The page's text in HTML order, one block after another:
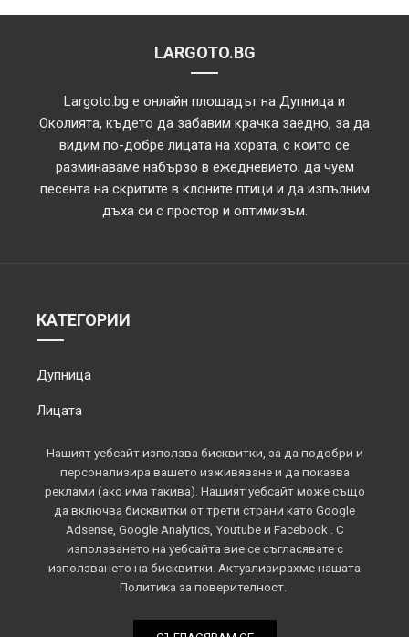
Нашият уебсайт използва бисквитки, за да подобри и
персонализира вашето изживяване и да показва
реклами (ако има такива). Нашият уебсайт може също
да включва бисквитки от трети страни като Google
Adsense, Google Analytics, Youtube и Facebook . С
използването на уебсайта вие се съгласявате с
използването на бисквитки. Актуализирахме нашата
Политика за поверителност.
LARGOTO.BG
Largoto.bg е онлайн площадът на Дупница и
Околията, където да забавим крачка заедно, за да
видим по-добре лицата на хората, с които се
разминаваме набързо в ежедневието; да чуем
песента на скритите в клоните птици и да изпълним
дъха си с простор и оптимизъм.
КАТЕГОРИИ
Дупница
Лицата
Обектив
Околията
Площадът
Спорт